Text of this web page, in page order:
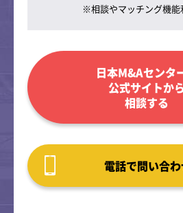
※相談やマッチング機能
日本M&Aセンタ
公式サイトから
相談する
電話で問い合